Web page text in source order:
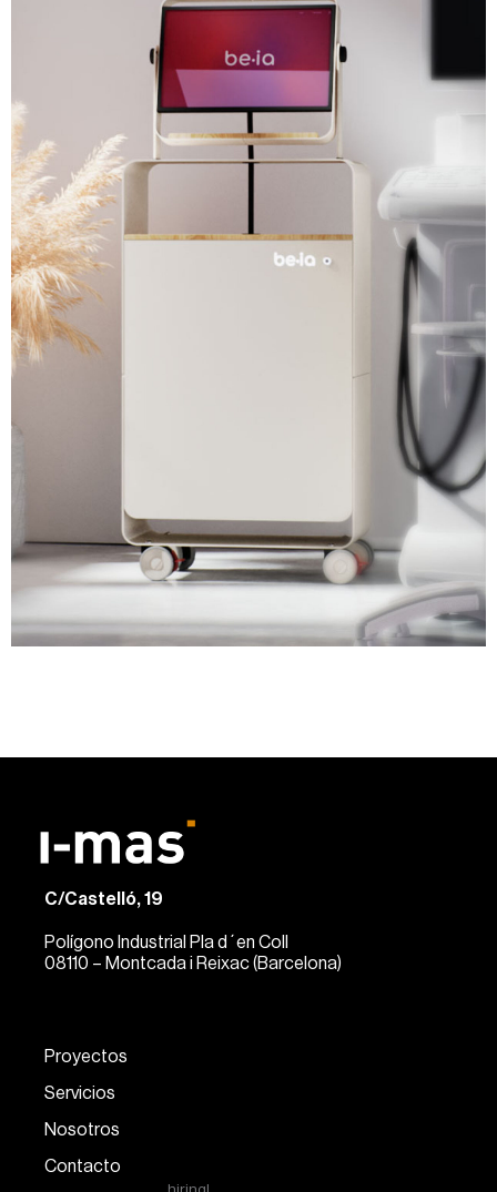
C/Castelló, 19
Polígono Industrial Pla d´en Coll
08110 – Montcada i Reixac (Barcelona)
Proyectos
Servicios
Nosotros
Contacto